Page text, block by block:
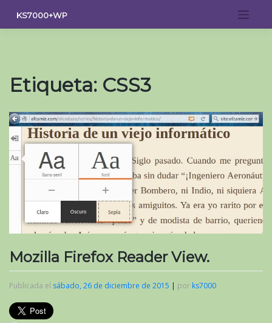
contenido
KS7000+WP
Etiqueta: CSS3
Mozilla Firefox Reader View.
Publicada el sábado, 26 de diciembre de 2015 | por ks7000